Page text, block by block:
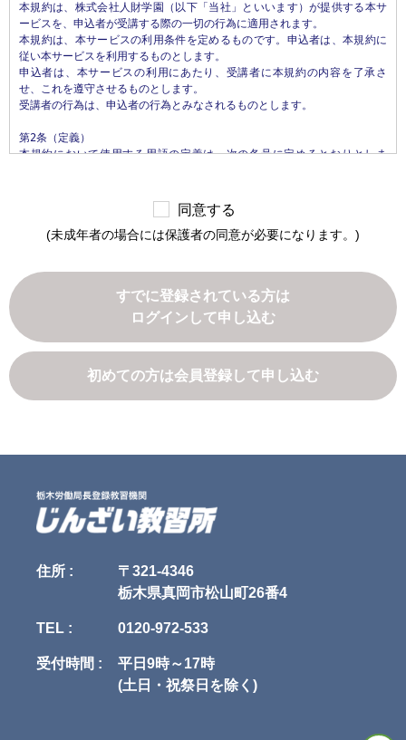
の個人情報を含む取引記録や決済に関する情報を,当社の提携先（情報提供
元、広告主、広告配信先などを含みます。以下、｢提携先｣といいます。）
などから収集することがあります。
第3条（個人情報を収集・利用する目的）
当社が個人情報を収集・利用する目的は、以下のとおりです。
1.当社サービスの提供・運営のため
む）
3.ユーザが利用中のサービスの新機能、更新情報、キャンペーン等および
5.利用規約に違反したユーザや、不正・不当な目的でサービスを利用しよ
うとするユーザの特定をし、ご利用をお断りするため
6.ユーザにご自身の登録情報の閲覧や変更、削除、ご利用状況の閲覧を行
7.有料サービスにおいて、ユーザに利用料金を請求するため
8.上記の利用目的に付随する目的
第4条（利用目的の変更）
当社は、利用目的が変更前と関連性を有すると合理的に認められる場合に
限り、個人情報の利用目的を変更するものとします。
利用目的の変更を行った場合には、変更後の目的について、当社所定の方
法により、ユーザに通知し、または本ウェブサイト上に公表するものとし
ます。
1.人の生命、身体または財産の保護のために必要がある場合であって、本
人の同意を得ることが困難であるとき
2.公衆衛生の向上または児童の健全な育成の推進のために特に必要がある
3.国の機関もしくは地方公共団体またはその委託を受けた者が法令の定め
る事務を遂行することに対して協力する必要がある場合であって、本人の
同意を得ることにより当該事務の遂行に支障を及ぼすおそれがあるとき
届出をしたとき
2.第三者に提供されるデータの項目
3.第三者への提供の手段または方法
4.本人の求めに応じて個人情報の第三者への提供を停止すること
本規約は、株式会社人財学園（以下「当社」といいます）が提供する本サ
ービスを、申込者が受講する際の一切の行為に適用されます。
本規約は、本サービスの利用条件を定めるものです。申込者は、本規約に
従い本サービスを利用するものとします。
申込者は、本サービスの利用にあたり、受講者に本規約の内容を了承さ
せ、これを遵守させるものとします。
受講者の行為は、申込者の行為とみなされるものとします。
第2条（定義）
本規約において使用する用語の定義は、次の各号に定めるとおりとしま
2.「本サービス」　当社が運営するじんざい教習所（所在地: 栃木県真岡
市松山町26番4）において提供するすべてのサービスをいいます。なお、本
ス利用契約を締結された方をいいます。
4.「受講者」　申込者本人または担当者であって、実際に本サービスを利
用するすべての方をいいます。
5.「本サービス利用契約」　当社と申込者との間で締結される、本サービ
スの利用に関する契約をいいます。
第3条（本規約の範囲）
1. 当社が本規約に付帯関連して別途定める諸規約（以下「諸規約」といい
1. 当社は、当社の裁量により本規約を変更できるものとします。
2. 当社は、前項による本規約の変更にあたり、変更後の本規約の効力発生
日の1か月前 までに、本規約を変更する旨、および変更後の本規約の内容
子メールで通知します。
3. 変更後の本規約の効力発生日以降に、申込者または受講者が本サービス
を利用したときは、本規約の変更に同意したものとみなします。
第5条（当社提供情報）
ラム、テキストその他の教材、写真、イラスト類、画像、映像を含みます
がこれらに限られません。以下「当社提供情報」といいます）に関する、
著作権（著作権法第27条および第28条に定める権利を含みます。以下同
同意する
(未成年者の場合には保護者の同意が必要になります。)
すでに登録されている方は
ログインして申し込む
初めての方は会員登録して申し込む
住所 :
〒321-4346
栃木県真岡市松山町26番4
TEL : 0120-972-533
受付時間 :
平日9時～17時
(土日・祝祭日を除く)